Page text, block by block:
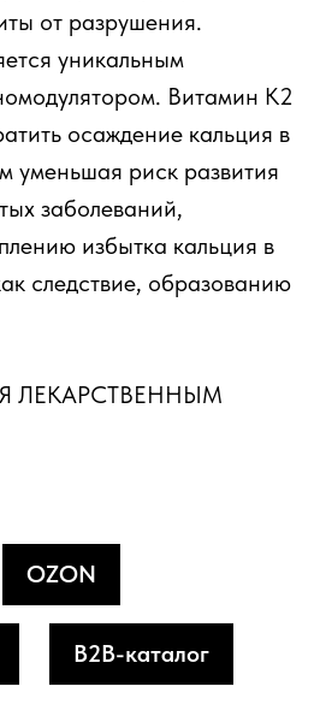
от разрушения.
уникальным
Витамин K2
осаждение кальция в
уменьшая риск развития
заболеваний,
избытка кальция в
следствие, образованию
ЛЕКАРСТВЕННЫМ
OZON
B2B-каталог